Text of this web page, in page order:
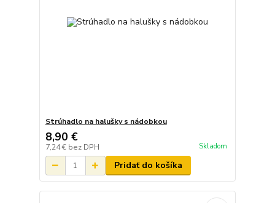
Strúhadlo na halušky s nádobkou
8,90 €
7,24 € bez DPH Skladom
Pridať do košíka